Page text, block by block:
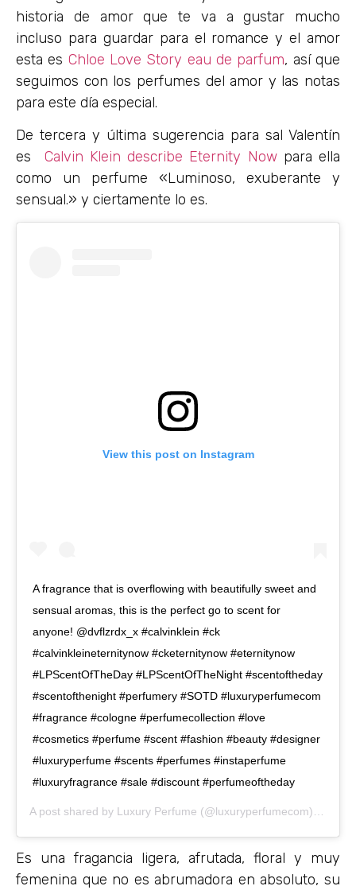
historia de amor que te va a gustar mucho
incluso para guardar para el romance y el amor
esta es Chloe Love Story eau de parfum, así que
seguimos con los perfumes del amor y las notas
para este día especial.
De tercera y última sugerencia para sal Valentín
es Calvin Klein describe Eternity Now para ella
como un perfume «Luminoso, exuberante y
sensual.» y ciertamente lo es.
View this post on Instagram
A fragrance that is overflowing with beautifully sweet and
sensual aromas, this is the perfect go to scent for
anyone! @dvflzrdx_x #calvinklein #ck
#calvinkleineternitynow #cketernitynow #eternitynow
#LPScentOfTheDay #LPScentOfTheNight #scentoftheday
#scentofthenight #perfumery #SOTD #luxuryperfumecom
#fragrance #cologne #perfumecollection #love
#cosmetics #perfume #scent #fashion #beauty #designer
#luxuryperfume #scents #perfumes #instaperfume
#luxuryfragrance #sale #discount #perfumeoftheday
A post shared by Luxury Perfume (@luxuryperfumecom) on
Es una fragancia ligera, afrutada, floral y muy
femenina que no es abrumadora en absoluto, su